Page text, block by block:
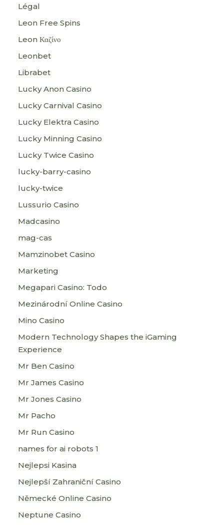
Légal
Leon Free Spins
Leon Καζίνο
Leonbet
Librabet
Lucky Anon Casino
Lucky Carnival Casino
Lucky Elektra Casino
Lucky Minning Casino
Lucky Twice Casino
lucky-barry-casino
lucky-twice
Lussurio Casino
Madcasino
mag-cas
Mamzinobet Casino
Marketing
Megapari Casino: Todo
Mezinárodní Online Casino
Mino Casino
Modern Technology Shapes the iGaming
Experience
Mr Ben Casino
Mr James Casino
Mr Jones Casino
Mr Pacho
Mr Run Casino
names for ai robots 1
Nejlepsi Kasina
Nejlepší Zahraniční Casino
Německé Online Casino
Neptune Casino